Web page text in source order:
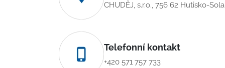
CHUDĚJ, s.r.o., 756 62 Hutisko-
Telefonní kontakt
+420 571 757 733